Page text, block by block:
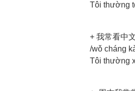
Tôi thường
+ 我常看中
/wǒ cháng
Tôi thường